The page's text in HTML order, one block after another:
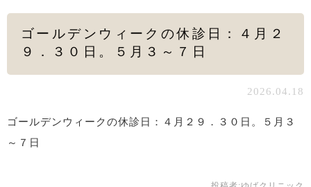
ゴールデンウィークの休診日：４月２
９．３０日。５月３～７日
2026.04.18
ゴールデンウィークの休診日：４月２９．３０日。５月３
～７日